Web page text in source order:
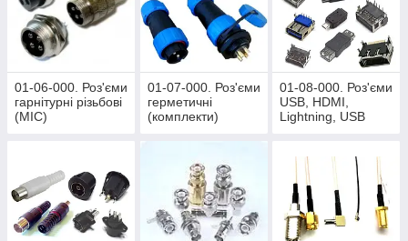
01-06-000. Роз'єми
гарнітурні різьбові
(MIC)
01-07-000. Роз'єми
герметичні
(комплекти)
01-08-000. Роз'єми
USB, HDMI,
Lightning, USB